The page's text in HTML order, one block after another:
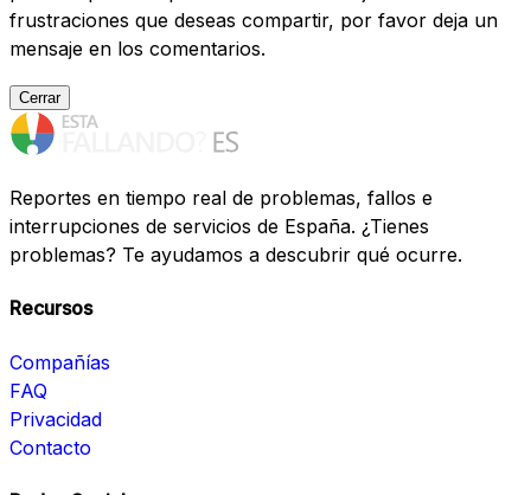
frustraciones que deseas compartir, por favor deja un
mensaje en los comentarios.
Cerrar
Reportes en tiempo real de problemas, fallos e
interrupciones de servicios de España. ¿Tienes
problemas? Te ayudamos a descubrir qué ocurre.
Recursos
Compañías
FAQ
Privacidad
Contacto